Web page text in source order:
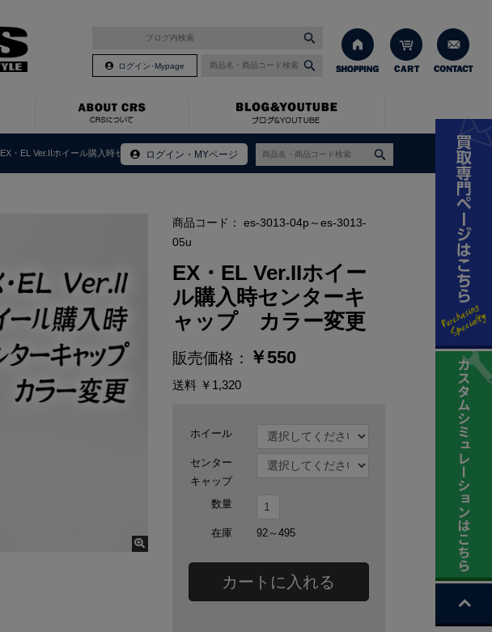
ログイン･Mypage
ログイン・MYページ
EX・EL Ver.IIホイール購入時センターキャップ カラー変更
商品コード： es-3013-04p～es-3013-
05u
EX・EL Ver.IIホイー
ル購入時センターキ
ャップ カラー変更
販売価格： ￥550
送料 ￥1,320
ホイール
センター
キャップ
数量
在庫 92～495
カートに入れる